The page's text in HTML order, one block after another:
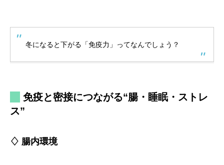
冬になると下がる「免疫力」ってなんでしょう？
免疫と密接につながる“腸・睡眠・ストレ
ス”
♢ 腸内環境